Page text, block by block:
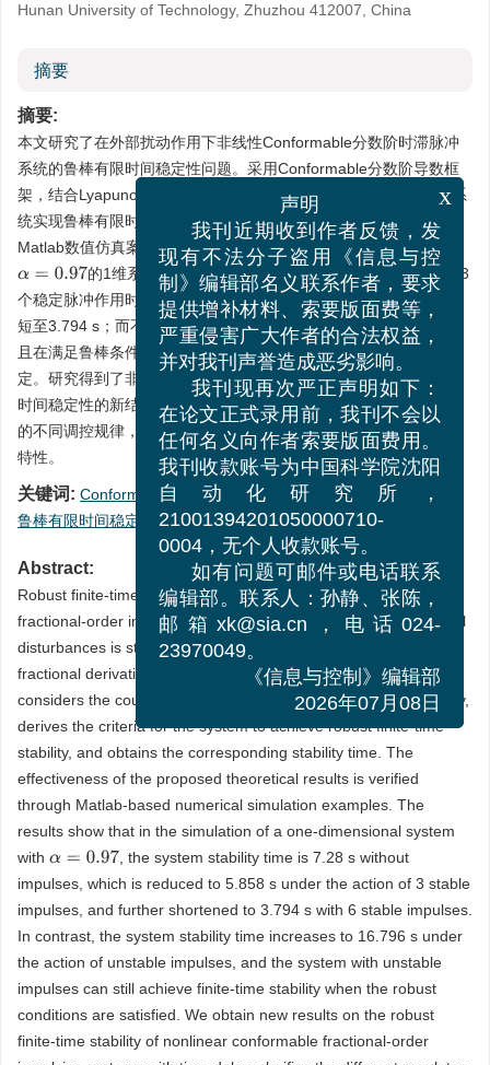
Hunan University of Technology, Zhuzhou 412007, China
摘要
摘要:
本文研究了在外部扰动作用下非线性Conformable分数阶时滞脉冲
系统的鲁棒有限时间稳定性问题。采用Conformable分数阶导数框
架，结合Lyapunov方法，考虑脉冲效应和时滞的耦合影响，推导系
统实现鲁棒有限时间稳定的准则并求解对应的稳定时间。基于
Matlab数值仿真案例验证了所提出理论结果的有效性。结果表明在
α= 0.97
的1维系统仿真中：无脉冲时，系统稳定时间为7.28 s；3
个稳定脉冲作用时，缩至5.858 s；6个稳定脉冲作用时，进一步缩
短至3.794 s；而不稳定脉冲作用时，系统稳定时间增至16.796 s，
且在满足鲁棒条件下，不稳定脉冲作用的系统仍可实现有限时间稳
定。研究得到了非线性Conformable分数阶时滞脉冲系统鲁棒有限
时间稳定性的新结果，明确了脉冲效应对系统收敛过程和稳定时间
的不同调控规律，揭示了脉冲、时滞与扰动耦合作用下系统的稳定
特性。
关键词: Conformable分数阶导数/ 时滞脉冲系统 /脉冲效应
鲁棒有限时间稳定性
Abstract:
Robust finite-time stability problem for nonlinear conformable
fractional-order impulsive systems with time delay under external
disturbances is studied in this paper. We adopt the conformable
fractional derivative framework, combines the Lyapunov method,
considers the coupling effects of impulsive effects and time delay,
derives the criteria for the system to achieve robust finite-time
stability, and obtains the corresponding stability time. The
effectiveness of the proposed theoretical results is verified
through Matlab-based numerical simulation examples. The
results show that in the simulation of a one-dimensional system
with α= 0.97
, the system stability time is 7.28 s without
impulses, which is reduced to 5.858 s under the action of 3 stable
impulses, and further shortened to 3.794 s with 6 stable impulses.
In contrast, the system stability time increases to 16.796 s under
the action of unstable impulses, and the system with unstable
impulses can still achieve finite-time stability when the robust
conditions are satisfied. We obtain new results on the robust
finite-time stability of nonlinear conformable fractional-order
x
声明
我刊近期收到作者反馈，发
现有不法分子盗用《信息与控
制》编辑部名义联系作者，要求
提供增补材料、索要版面费等，
严重侵害广大作者的合法权益，
并对我刊声誉造成恶劣影响。
我刊现再次严正声明如下：
在论文正式录用前，我刊不会以
任何名义向作者索要版面费用。
我刊收款账号为中国科学院沈阳
自动化研究所，
21001394201050000710-
0004，无个人收款账号。
如有问题可邮件或电话联系
编辑部。联系人：孙静、张陈，
邮箱xk@sia.cn，电话024-
23970049。
《信息与控制》编辑部
2026年07月08日